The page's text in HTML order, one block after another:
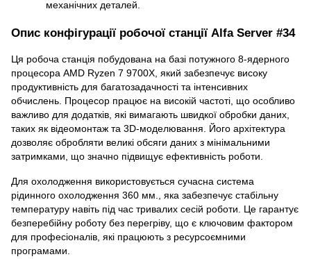
механічних деталей.
Опис конфігурації робочої станції Alfa Server #34
Ця робоча станція побудована на базі потужного 8-ядерного
процесора AMD Ryzen 7 9700X, який забезпечує високу
продуктивність для багатозадачності та інтенсивних
обчислень. Процесор працює на високій частоті, що особливо
важливо для додатків, які вимагають швидкої обробки даних,
таких як відеомонтаж та 3D-моделювання. Його архітектура
дозволяє обробляти великі обсяги даних з мінімальними
затримками, що значно підвищує ефективність роботи.
Для охолодження використовується сучасна система
рідинного охолодження 360 мм., яка забезпечує стабільну
температуру навіть під час тривалих сесій роботи. Це гарантує
безперебійну роботу без перегріву, що є ключовим фактором
для професіоналів, які працюють з ресурсоємними
програмами.